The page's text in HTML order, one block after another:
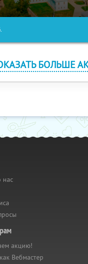
БОЛЬШЕ
нас
акцию!
Вебмастер